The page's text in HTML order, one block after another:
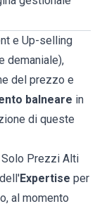
e Up-selling
demaniale),
del prezzo e
balneare in
di queste
Solo Prezzi Alti
Expertise per
al momento